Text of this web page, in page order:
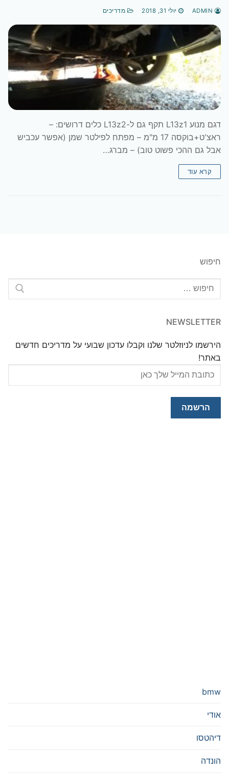
יולי 31, 2018 מדריכים
דגם מנוע L13z1 תקף גם ל-L13z2 כלים דרושים: –
ראצ'ט+בוקסה 17 מ"מ – מפתח לפילטר שמן (אפשר עכביש
אבל גם ההכי פשוט טוב) – מברג…
קרא עוד
חיפוש
חפש:
NEWSLETTER
הירשמו לניוזלטר שלנו וקבלו עדכון שבועי על מדריכים חדשים
באתר!
bmw
אודי
דיהטסו
הונדה